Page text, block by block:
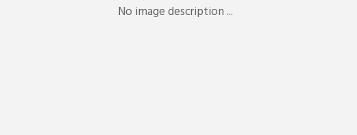
No image description ...